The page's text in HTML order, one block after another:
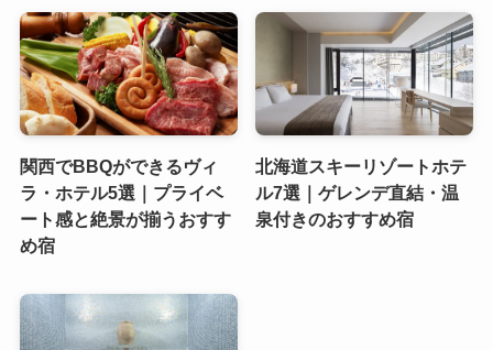
関西でBBQができるヴィ
ラ・ホテル5選｜プライベ
ート感と絶景が揃うおすす
め宿
北海道スキーリゾートホテ
ル7選｜ゲレンデ直結・温
泉付きのおすすめ宿